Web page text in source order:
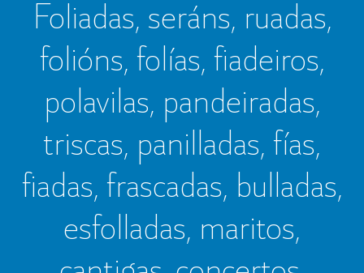
Foliadas, seráns, ruadas,
folións, folías, fiadeiros,
polavilas, pandeiradas,
triscas, panilladas, fías,
fiadas, frascadas, bulladas,
esfolladas, maritos,